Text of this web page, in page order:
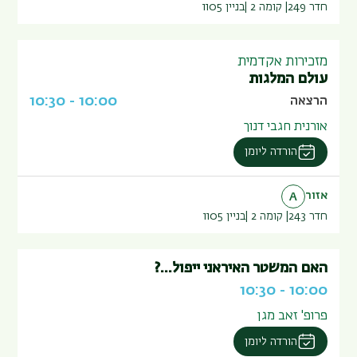
חדר 249
קומה 2 בניין 1105
מזכירות אקדמית
עולם המלגות
הרצאה 10:00
-
10:30
אורנית חגבי דנוך
הורדה ליומן
אזור
A
חדר 243
קומה 2 בניין 1105
האם המשטר האיראני ייפול...?
10:00
-
10:30
פרופ' זאב מגן
הורדה ליומן